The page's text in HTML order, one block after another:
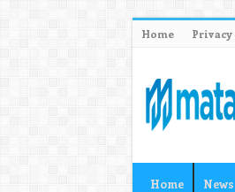
Home
Home News